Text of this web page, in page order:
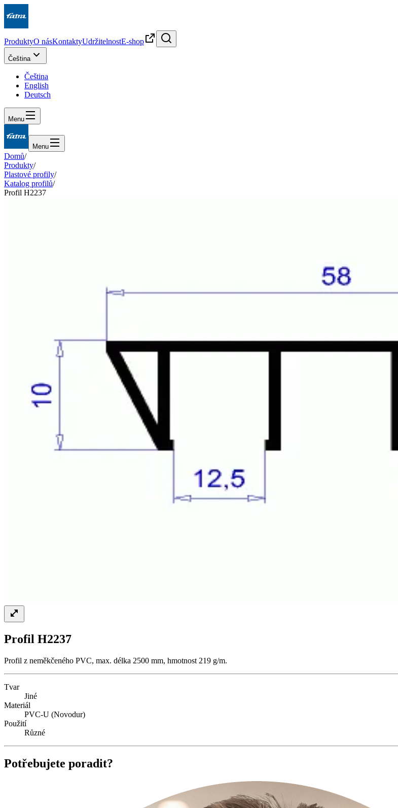
ProduktyO násKontaktyUdržitelnostE-shop
Čeština
Čeština
English
Deutsch
Menu
Menu
Domů/
Produkty/
Plastové profily/
Katalog profilů/
Profil H2237
Profil H2237
Profil z neměkčeného PVC, max. délka 2500 mm, hmotnost 219 g/m.
Tvar
Jiné
Materiál
PVC-U (Novodur)
Použití
Různé
Potřebujete poradit?